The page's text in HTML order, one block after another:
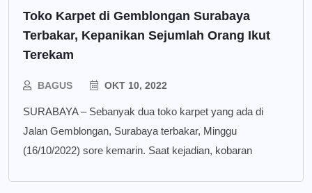
Toko Karpet di Gemblongan Surabaya
Terbakar, Kepanikan Sejumlah Orang Ikut
Terekam
BAGUS OKT 10, 2022
SURABAYA – Sebanyak dua toko karpet yang ada di
Jalan Gemblongan, Surabaya terbakar, Minggu
(16/10/2022) sore kemarin. Saat kejadian, kobaran